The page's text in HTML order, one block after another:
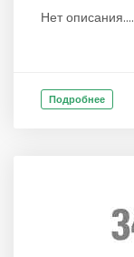
Нет описания....
Подробнее